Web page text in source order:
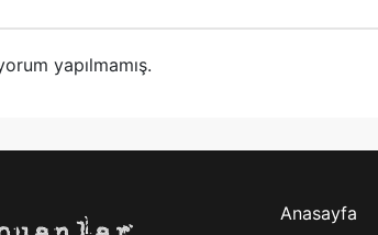
yapılmamış.
Anasayfa